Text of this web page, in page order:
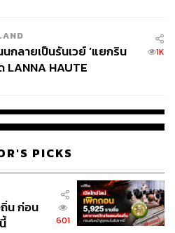
นกลายเป็นรันเวย์ ‘แยกริน
LANNA HAUTE
1K
PICKS
น ก่อน
601